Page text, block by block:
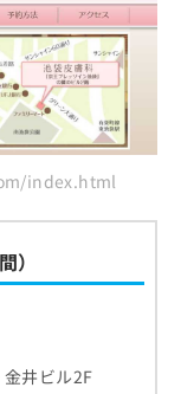
index.html
）
井ビル2F